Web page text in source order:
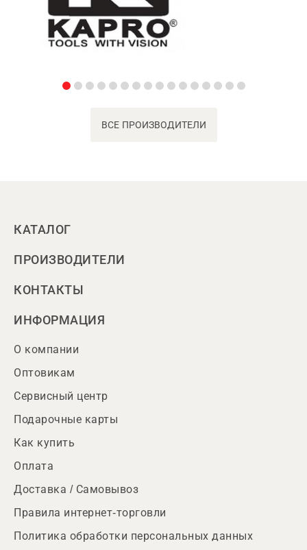
ВСЕ ПРОИЗВОДИТЕЛИ
КАТАЛОГ
ПРОИЗВОДИТЕЛИ
КОНТАКТЫ
ИНФОРМАЦИЯ
О компании
Оптовикам
Сервисный центр
Подарочные карты
Как купить
Оплата
Доставка / Самовывоз
Правила интернет-торговли
Политика обработки персональных данных